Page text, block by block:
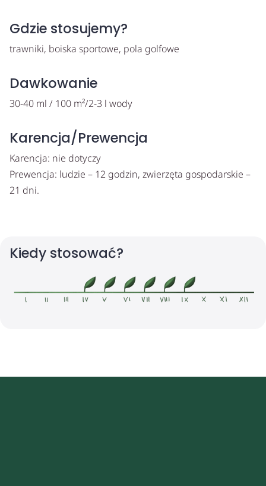
Gdzie stosujemy?
trawniki, boiska sportowe, pola golfowe
Dawkowanie
30-40 ml / 100 m²/2-3 l wody
Karencja/Prewencja
Karencja: nie dotyczy
Prewencja: ludzie – 12 godzin, zwierzęta gospodarskie –
21 dni.
Kiedy stosować?